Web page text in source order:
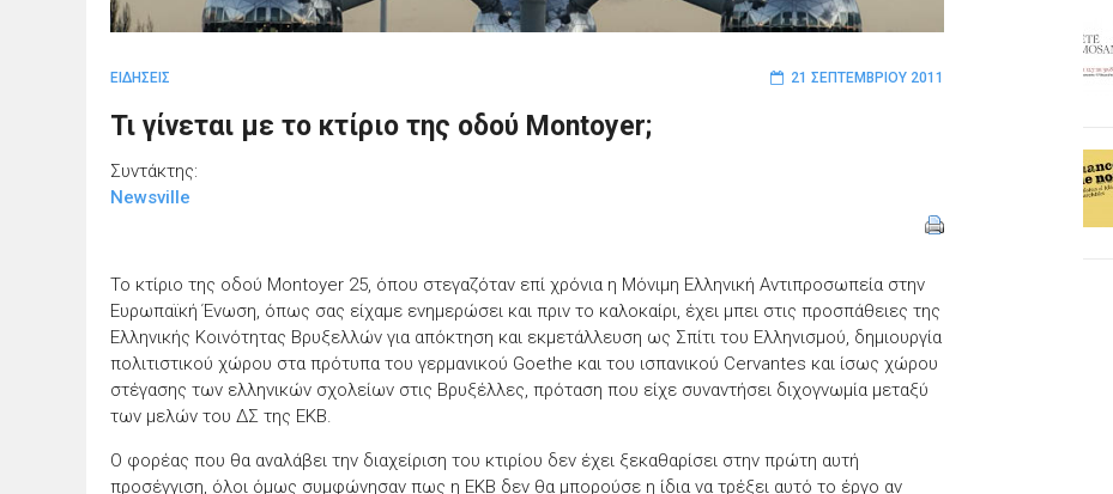
21 ΣΕΠΤΕΜΒΡΊΟΥ 2011
ΕΙΔΗΣΕΙΣ
Τι γίνεται με το κτίριο της οδού Montoyer;
Συντάκτης:
Newsville
Το κτίριο της οδού Montoyer 25, όπου στεγαζόταν επί χρόνια η Μόνιμη Ελληνική Αντιπροσωπεία στην
Ευρωπαϊκή Ένωση, όπως σας είχαμε ενημερώσει και πριν το καλοκαίρι, έχει μπει στις προσπάθειες της
Ελληνικής Κοινότητας Βρυξελλών για απόκτηση και εκμετάλλευση ως Σπίτι του Ελληνισμού, δημιουργία
πολιτιστικού χώρου στα πρότυπα του γερμανικού Goethe και του ισπανικού Cervantes και ίσως χώρου
στέγασης των ελληνικών σχολείων στις Βρυξέλλες, πρόταση που είχε συναντήσει διχογνωμία μεταξύ
των μελών του ΔΣ της ΕΚΒ.
Ο φορέας που θα αναλάβει την διαχείριση του κτιρίου δεν έχει ξεκαθαρίσει στην πρώτη αυτή
προσέγγιση, όλοι όμως συμφώνησαν πως η ΕΚΒ δεν θα μπορούσε η ίδια να τρέξει αυτό το έργο αν